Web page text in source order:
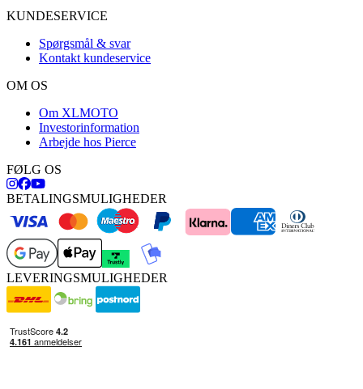
KUNDESERVICE
Spørgsmål & svar
Kontakt kundeservice
OM OS
Om XLMOTO
Investorinformation
Arbejde hos Pierce
FØLG OS
BETALINGSMULIGHEDER
LEVERINGSMULIGHEDER